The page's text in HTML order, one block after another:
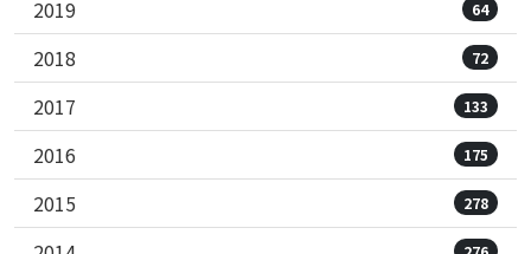
2019 64
2018 72
2017 133
2016 175
2015 278